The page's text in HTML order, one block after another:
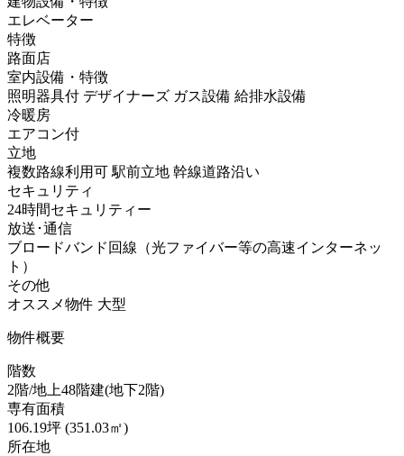
エレベーター
特徴
路面店
室内設備・特徴
照明器具付 デザイナーズ ガス設備 給排水設備
冷暖房
エアコン付
立地
複数路線利用可 駅前立地 幹線道路沿い
セキュリティ
24時間セキュリティー
放送･通信
ブロードバンド回線（光ファイバー等の高速インターネッ
ト）
その他
オススメ物件 大型
物件概要
階数
2階/地上48階建(地下2階)
専有面積
106.19坪 (351.03㎡)
所在地